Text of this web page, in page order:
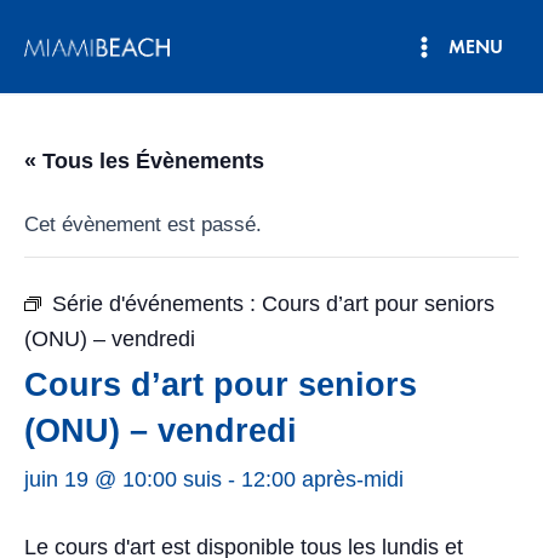
MENU
« Tous les Évènements
Cet évènement est passé.
Série d'événements : Cours d’art pour seniors
(ONU) – vendredi
Cours d’art pour seniors
(ONU) – vendredi
juin 19 @ 10:00 suis - 12:00 après-midi
Le cours d'art est disponible tous les lundis et